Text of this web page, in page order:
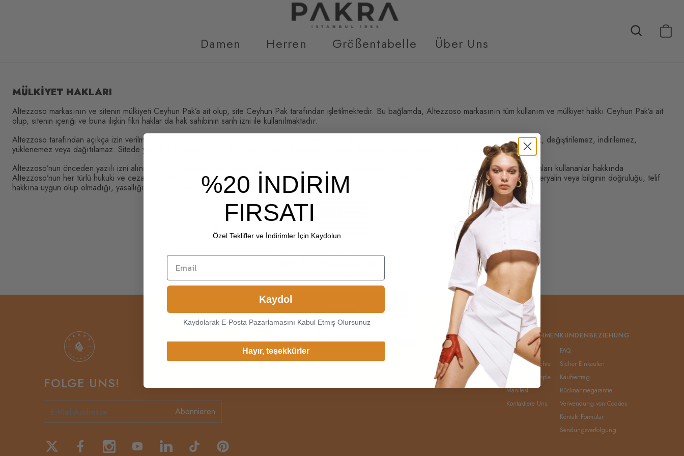
Damen Herren Größentabelle Über Uns
MÜLKİYET HAKLARI
Altezzoso markasının ve sitenin mülkiyeti Ceyhun Pak’a ait olup, site Ceyhun Pak tarafından işletilmektedir. Bu bağlamda, Altezzoso markasının tüm kullanım ve mülkiyet hakkı Ceyhun Pak’a ait
olup, sitenin içeriği ve buna ilişkin fikri haklar da hak sahibinin sarih izni ile kullanılmaktadır.
Altezzoso tarafından açıkça izin verilmediği sürece sitenin içeriği hiç bir şekilde kopyalanamaz, çoğaltılamaz, tekrardan üretilemez, tekrardan yayınlanamaz, değiştirilemez, indirilemez,
yüklenemez veya dağıtılamaz. Sitede yer alan herhangi bir içerik Altezzoso’nun fikri mülkiyet hakkını kullanma hakkını verecek şekilde yorumlanamaz.
Altezzoso’nun önceden yazılı izni alınmaksızın siteden alınan belge, bilgi ve görseller üzerinde Altezzoso’nun herhangi bir sorumluluğu olmadığı gibi, bunları kullananlar hakkında
Altezzoso’nun her türlü hukuki ve cezai yola başvurma hakkı saklıdır. Altezzoso’nun site içeriğinde yer alan veya site üzerinden erişilebilen bir içeriğin, materyalin veya bilginin doğruluğu, telif
hakkına uygun olup olmadığı, yasallığı veya topluma uygunluğu konularında bir araştırma yapma mecburiyeti ve yükümlülüğü yoktur.
FOLGE UNS!
Abonnieren
MEIN KONTO
Login
Registrieren
Passwort Zurücksetzen
UNTERNEHMEN
Über Uns
Eigentumsrechte
Altezzoso People
Manifest
Kontaktiere Uns
KUNDENBEZIEHUNG
FAQ
Sicher Einkaufen
Kaufvertrag
Rücknahmegarantie
Verwendung von Cookies
Kontakt Formular
Sendungsverfolgung
Frachtland ändern
%20 İNDİRİM
FIRSATI
Özel Teklifler ve İndirimler İçin Kaydolun
Kaydol
Kaydolarak E-Posta Pazarlamasını Kabul Etmiş Olursunuz
Hayır, teşekkürler